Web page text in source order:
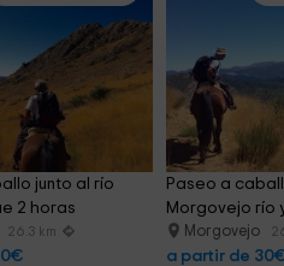
junto al río
2 horas
26.3 km
Paseo a
Morgovejo río
Morgovejo
a partir de